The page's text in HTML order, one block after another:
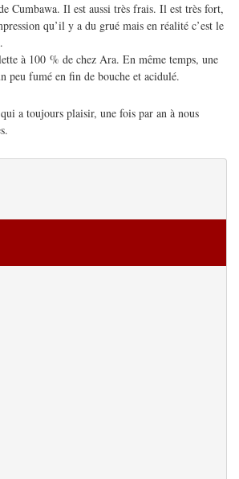
Cumbawa. Il est aussi très frais. Il est très fort,
qu’il y a du grué mais en réalité c’est le
à 100 % de chez Ara. En même temps, une
peu fumé en fin de bouche et acidulé.
a toujours plaisir, une fois par an à nous